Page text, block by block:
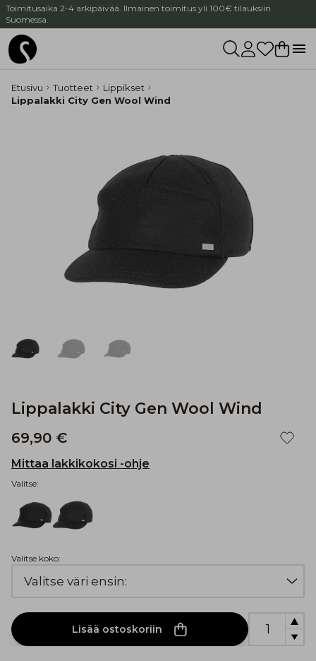
Toimitusaika 2-4 arkipäivää. Ilmainen toimitus yli 100€ tilauksiin
Suomessa.
Etusivu Tuotteet
Lippikset
Lippalakki City Gen Wool Wind
Lippalakki City Gen Wool Wind
69,90 €
Mittaa lakkikokosi -ohje
Valitse:
Valitse koko:
Lisää ostoskoriin